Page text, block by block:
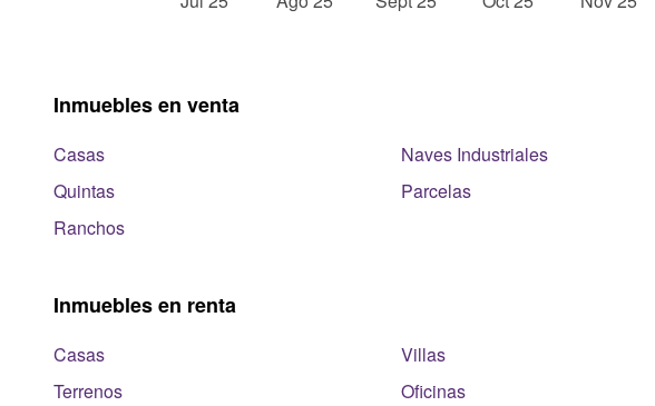
Inmuebles en venta
Casas Naves Industriales
Quintas
Parcelas
Ranchos
Inmuebles en renta
Casas Villas
Terrenos
Oficinas